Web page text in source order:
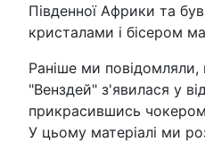
Південної Африки та
кристалами і бісером
Раніше ми
"Венздей" з'явилася у
прикрасившись
У цьому матеріалі ми